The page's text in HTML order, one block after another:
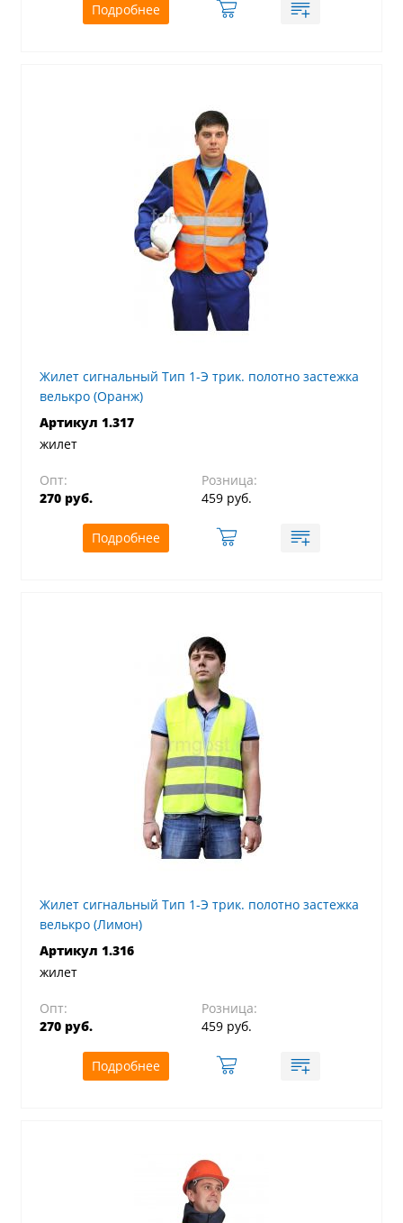
Подробнее
Жилет сигнальный Тип 1-Э трик. полотно застежка
велькро (Оранж)
Артикул 1.317
жилет
Опт:
270 руб.
Розница:
459 руб.
Подробнее
Жилет сигнальный Тип 1-Э трик. полотно застежка
велькро (Лимон)
Артикул 1.316
жилет
Опт:
270 руб.
Розница:
459 руб.
Подробнее